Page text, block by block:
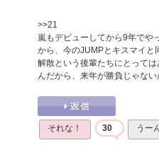
>>21
嵐もデビューしてから9年でや
から、今のJUMPとキスマイと
解散という後輩たちにとって
んだから、来年が勝負じゃない
それな！ 30 うー